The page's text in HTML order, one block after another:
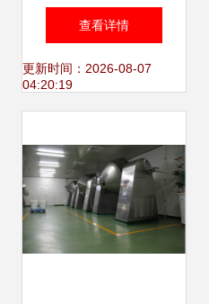
攻略 省钱又实用的
十大小窍门
查看详情
更新时间：2026-08-07
04:20:19